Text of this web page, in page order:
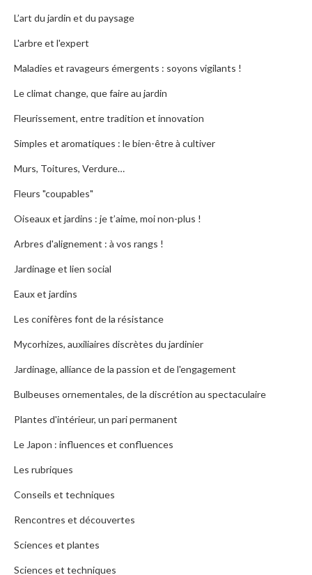
L’art du jardin et du paysage
L'arbre et l'expert
Maladies et ravageurs émergents : soyons vigilants !
Le climat change, que faire au jardin
Fleurissement, entre tradition et innovation
Simples et aromatiques : le bien-être à cultiver
Murs, Toitures, Verdure…
Fleurs "coupables"
Oiseaux et jardins : je t’aime, moi non-plus !
Arbres d'alignement : à vos rangs !
Jardinage et lien social
Eaux et jardins
Les conifères font de la résistance
Mycorhizes, auxiliaires discrètes du jardinier
Jardinage, alliance de la passion et de l'engagement
Bulbeuses ornementales, de la discrétion au spectaculaire
Plantes d'intérieur, un pari permanent
Le Japon : influences et confluences
Les rubriques
Conseils et techniques
Rencontres et découvertes
Sciences et plantes
Sciences et techniques